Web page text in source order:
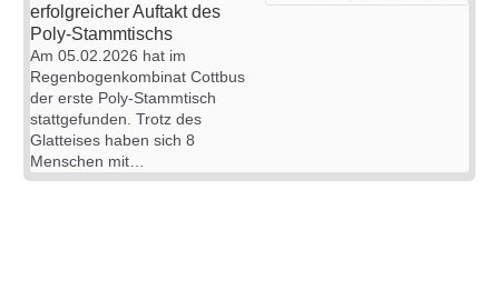
erfolgreicher Auftakt des
Poly-Stammtischs
Am 05.02.2026 hat im
Regenbogenkombinat Cottbus
der erste Poly-Stammtisch
stattgefunden. Trotz des
Glatteises haben sich 8
Menschen mit…